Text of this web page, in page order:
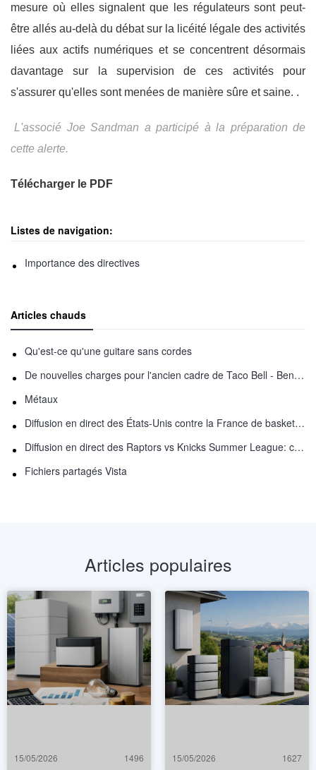
mesure où elles signalent que les régulateurs sont peut-
être allés au-delà du débat sur la licéité légale des activités
liées aux actifs numériques et se concentrent désormais
davantage sur la supervision de ces activités pour
s'assurer qu'elles sont menées de manière sûre et saine. .
L'associé Joe Sandman a participé à la préparation de
cette alerte.
Télécharger le PDF
Listes de navigation:
Importance des directives
Articles chauds
Qu'est-ce qu'une guitare sans cordes
De nouvelles charges pour l'ancien cadre de Taco Bell - Benjamin Golden - dans Uber fracas
Métaux
Diffusion en direct des États-Unis contre la France de basket-ball : comment regarder en ligne
Diffusion en direct des Raptors vs Knicks Summer League: comment regarder
Fichiers partagés Vista
Articles populaires
15/05/2026 1496 15/05/2026 1627